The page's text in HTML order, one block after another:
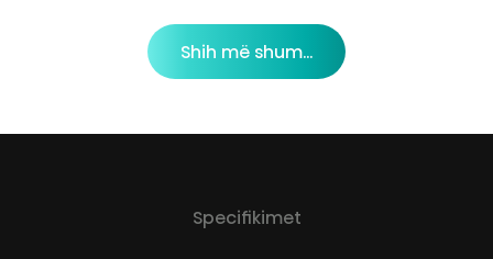
Shih më shum...
Specifikimet